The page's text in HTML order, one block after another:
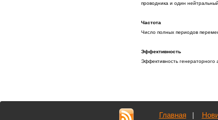
проводника и один
Частота
Число полных периодов
Эффективность
Эффективность
Главная |